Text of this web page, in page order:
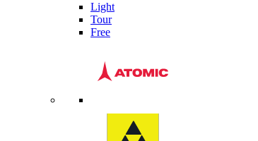
Light
Tour
Free